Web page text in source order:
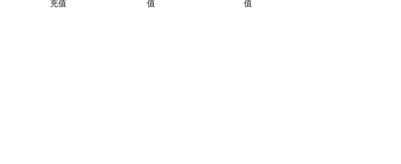
充值
值
值